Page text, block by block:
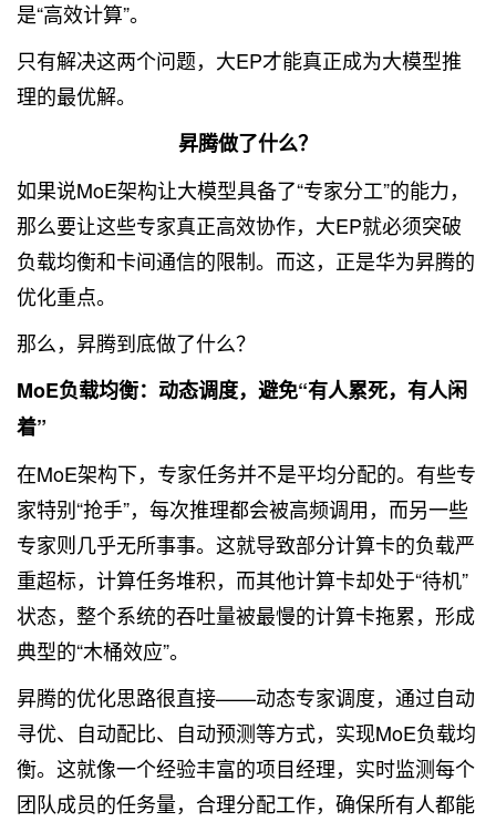
是“高效计算”。
只有解决这两个问题，大EP才能真正成为大模型推
理的最优解。
昇腾做了什么？
如果说MoE架构让大模型具备了“专家分工”的能力，
那么要让这些专家真正高效协作，大EP就必须突破
负载均衡和卡间通信的限制。而这，正是华为昇腾的
优化重点。
那么，昇腾到底做了什么？
MoE负载均衡：动态调度，避免“有人累死，有人闲
着”
在MoE架构下，专家任务并不是平均分配的。有些专
家特别“抢手”，每次推理都会被高频调用，而另一些
专家则几乎无所事事。这就导致部分计算卡的负载严
重超标，计算任务堆积，而其他计算卡却处于“待机”
状态，整个系统的吞吐量被最慢的计算卡拖累，形成
典型的“木桶效应”。
昇腾的优化思路很直接——动态专家调度，通过自动
寻优、自动配比、自动预测等方式，实现MoE负载均
衡。这就像一个经验丰富的项目经理，实时监测每个
团队成员的任务量，合理分配工作，确保所有人都能